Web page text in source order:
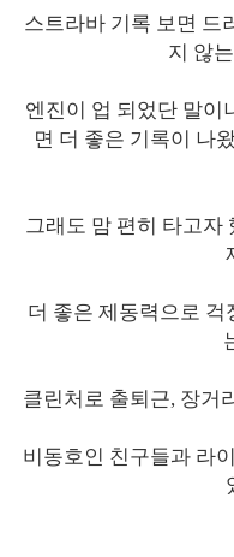
스트라바 기록 보면 드
지 않
엔진이 업 되었단 말이
면 더 좋은 기록이 나
그래도 맘 편히 타고자
더 좋은 제동력으로
클린처로 출퇴근, 장거
비동호인 친구들과 라